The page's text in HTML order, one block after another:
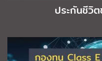
ประกันชีวิ